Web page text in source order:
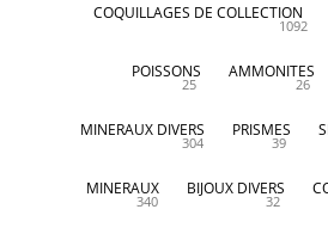
COQUILLAGES DE COLLECTION
1092
POISSONS
25
AMMONITES
26
MINERAUX DIVERS
304
PRISMES
39
MINERAUX
340
BIJOUX DIVERS
32